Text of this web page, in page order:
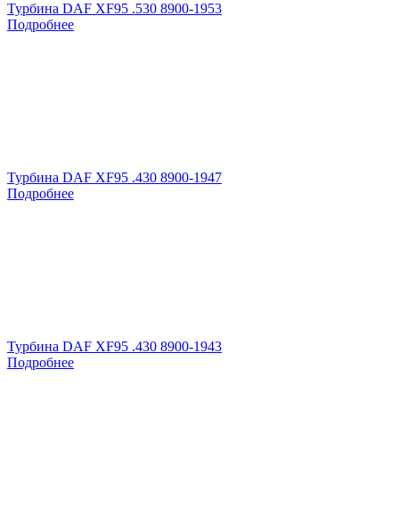
Турбина DAF XF95 .530 8900-1953
Подробнее
Турбина DAF XF95 .430 8900-1947
Подробнее
Турбина DAF XF95 .430 8900-1943
Подробнее